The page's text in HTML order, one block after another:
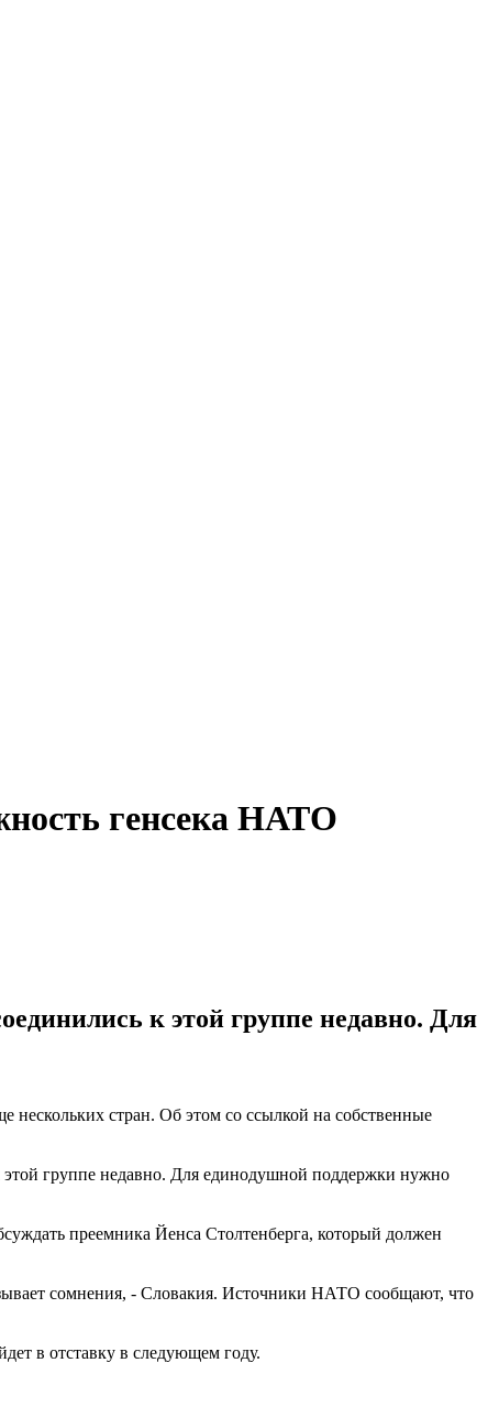
генсека НАТО
к этой группе недавно. Для
стран. Об этом со ссылкой на собственные
группе недавно. Для единодушной поддержки нужно
преемника Йенса Столтенберга, который должен
сомнения, - Словакия. Источники НАТО сообщают, что
в отставку в следующем году.